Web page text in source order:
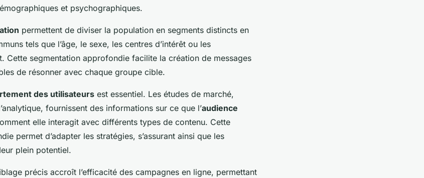
et psychographiques.
permettent de diviser la population en segments distincts en
tels que l’âge, le sexe, les centres d’intérêt ou les
Cette segmentation approfondie facilite la création de messages
de résonner avec chaque groupe cible.
des utilisateurs est essentiel. Les études de marché,
fournissent des informations sur ce que l’audience
elle interagit avec différents types de contenu. Cette
permet d’adapter les stratégies, s’assurant ainsi que les
plein potentiel.
précis accroît l’efficacité des campagnes en ligne, permettant